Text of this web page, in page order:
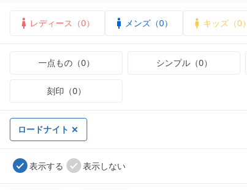
レディース（0） メンズ（0） キッズ（0）
一点もの（0） シンプル（0）
刻印（0）
ロードナイト
表示する 表示しない